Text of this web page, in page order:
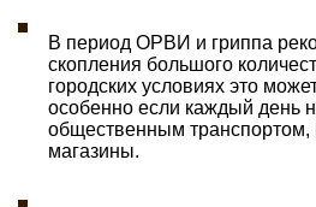
В период ОРВИ и гриппа
скопления большого
городских условиях это
особенно если каждый день
общественным
магазины.